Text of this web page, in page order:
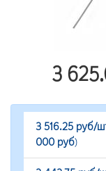
3
3 516.25 руб/
000 руб)